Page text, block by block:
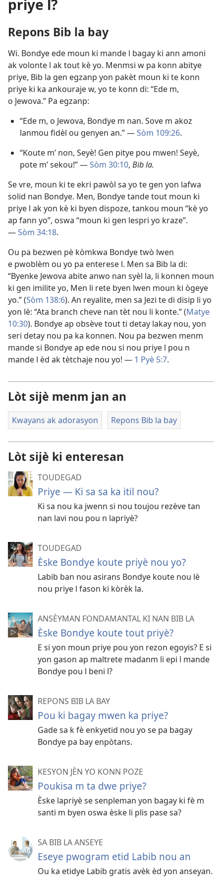
priye l?
Repons Bib la bay
Wi. Bondye ede moun ki mande l bagay ki ann amoni
ak volonte l ak tout kè yo. Menmsi w pa konn abitye
priye, Bib la gen egzanp yon pakèt moun ki te konn
priye ki ka ankouraje w, yo te konn di: “Ede m,
o Jewova.” Pa egzanp:
“Ede m, o Jewova, Bondye m nan. Sove m akoz
lanmou fidèl ou genyen an.” —Sòm 109:26.
“Koute m’ non, Seyè! Gen pitye pou mwen! Seyè,
pote m’ sekou!” —Sòm 30:10, Bib la.
Se vre, moun ki te ekri pawòl sa yo te gen yon lafwa
solid nan Bondye. Men, Bondye tande tout moun ki
priye l ak yon kè ki byen dispoze, tankou moun “kè yo
ap fann yo”, oswa “moun ki gen lespri yo kraze”.
—Sòm 34:18.
Ou pa bezwen pè kòmkwa Bondye twò lwen
e pwoblèm ou yo pa enterese l. Men sa Bib la di:
“Byenke Jewova abite anwo nan syèl la, li konnen moun
ki gen imilite yo, Men li rete byen lwen moun ki ògeye
yo.” (Sòm 138:6). An reyalite, men sa Jezi te di disip li yo
yon lè: “Ata branch cheve nan tèt nou li konte.” (Matye
10:30). Bondye ap obsève tout ti detay lakay nou, yon
seri detay nou pa ka konnen. Nou pa bezwen menm
mande si Bondye ap ede nou si nou priye l pou n
mande l èd ak tètchaje nou yo! — 1 Pyè 5:7.
Lòt sijè menm jan an
Kwayans ak adorasyon Repons Bib la bay
Lòt sijè ki enteresan
TOUDEGAD
Priye — Ki sa sa ka itil nou?
Ki sa nou ka jwenn si nou toujou rezève tan
nan lavi nou pou n lapriyè?
TOUDEGAD
Èske Bondye koute priyè nou yo?
Labib ban nou asirans Bondye koute nou lè
nou priye l fason ki kòrèk la.
ANSÈYMAN FONDAMANTAL KI NAN BIB LA
Èske Bondye koute tout priyè?
E si yon moun priye pou yon rezon egoyis? E si
yon gason ap maltrete madanm li epi l mande
Bondye pou l beni l?
REPONS BIB LA BAY
Pou ki bagay mwen ka priye?
Gade sa k fè enkyetid nou yo se pa bagay
Bondye pa bay enpòtans.
KESYON JÈN YO KONN POZE
Poukisa m ta dwe priye?
Èske lapriyè se senpleman yon bagay ki fè m
santi m byen oswa èske li plis pase sa?
SA BIB LA ANSEYE
Eseye pwogram etid Labib nou an
Ou ka etidye Labib gratis avèk èd yon anseyan.